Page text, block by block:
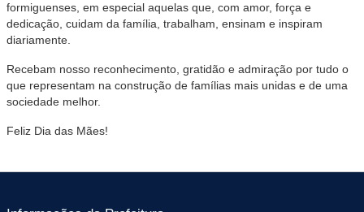
formiguenses, em especial aquelas que, com amor, força e
dedicação, cuidam da família, trabalham, ensinam e inspiram
diariamente.
Recebam nosso reconhecimento, gratidão e admiração por tudo o
que representam na construção de famílias mais unidas e de uma
sociedade melhor.
Feliz Dia das Mães!